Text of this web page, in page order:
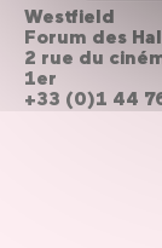
Westfield
Forum des
2 rue du
1er
+33 (0)1 44